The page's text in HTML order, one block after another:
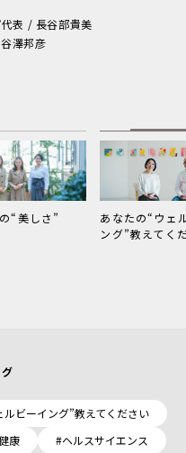
表 / 長谷部貴美
澤邦彦
“美しさ”
あなたの“ウェ
ング”教えてく
ビーイング”教えてください
康
#ヘルスサイエンス